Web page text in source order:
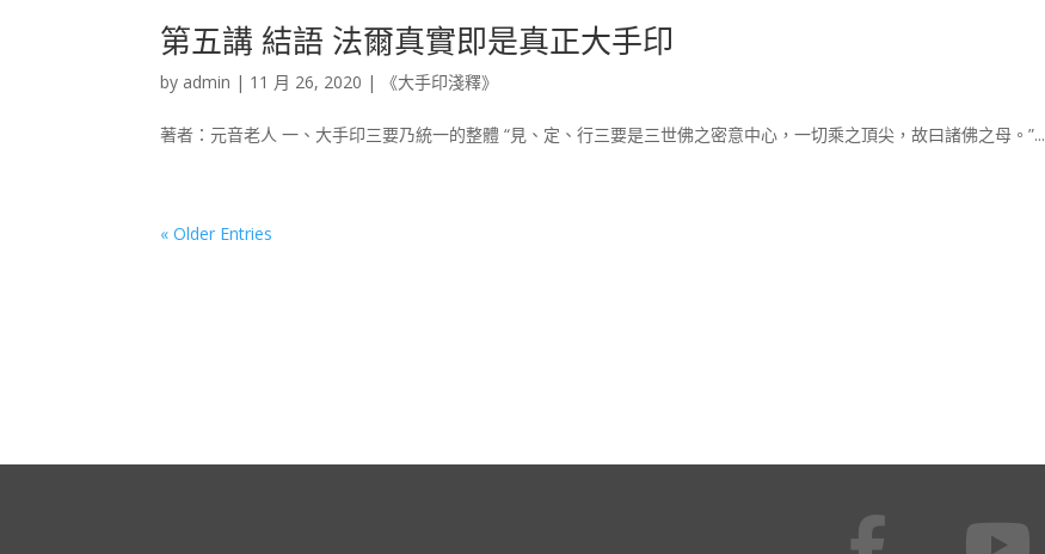
第五講 結語 法爾真實即是真正大手印
by admin | 11 月 26, 2020 | 《大手印淺釋》
著者：元音老人 一、大手印三要乃統一的整體 “見、定、行三要是三世佛之密意中心，一切乘之頂尖，故曰諸佛之母。”...
« Older Entries